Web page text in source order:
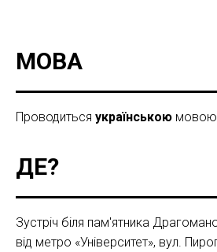
МОВА
Проводиться українською мовою
ДЕ?
Зустріч біля пам'ятника
від метро «Університет», вул.